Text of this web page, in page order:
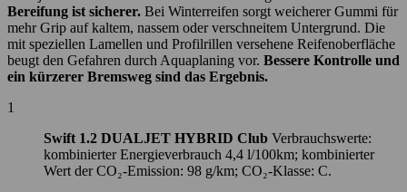
Bereifung ist sicherer. Bei Winterreifen sorgt weicherer Gummi für
mehr Grip auf kaltem, nassem oder verschneitem Untergrund. Die
mit speziellen Lamellen und Profilrillen versehene Reifenoberfläche
beugt den Gefahren durch Aquaplaning vor. Bessere Kontrolle und
ein kürzerer Bremsweg sind das Ergebnis.
1
Swift 1.2 DUALJET HYBRID Club Verbrauchswerte:
kombinierter Energieverbrauch 4,4 l/100km; kombinierter
Wert der CO₂-Emission: 98 g/km; CO₂-Klasse: C.